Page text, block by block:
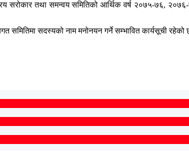
सरोकार तथा समन्वय समितिको आर्थिक वर्ष २०७५-७६,
समितिमा सदस्यको नाम मनोनयन गर्ने सम्भावित कार्यसूची रहेको